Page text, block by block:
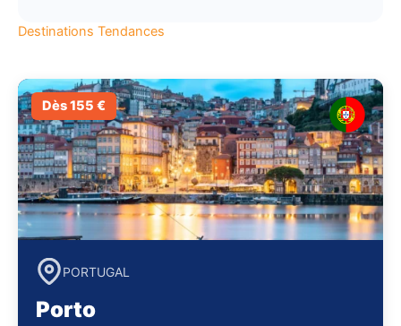
Destinations Tendances
Dès 155 €
PORTUGAL
Porto